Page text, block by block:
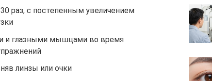
раз, с постепенным увеличением
и глазными мышцами во время
линзы или очки